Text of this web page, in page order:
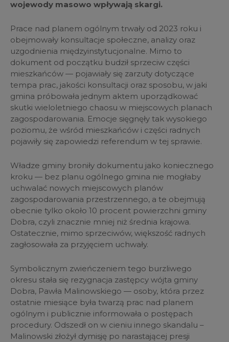
wojewody masowo wpływają skargi.
Prace nad planem ogólnym trwały od 2023 roku i
obejmowały konsultacje społeczne, analizy oraz
uzgodnienia międzyinstytucjonalne. Mimo to
dokument od początku budził sprzeciw części
mieszkańców — pojawiały się zarzuty dotyczące
tempa prac, jakości konsultacji oraz sposobu, w jaki
gmina próbowała jednym aktem uporządkować
skutki wieloletniego chaosu w miejscowych planach
zagospodarowania. Emocje sięgnęły tak wysokiego
poziomu, że wśród mieszkańców i części radnych
pojawiły się zapowiedzi referendum w tej sprawie.
Władze gminy broniły dokumentu jako koniecznego
kroku — bez planu ogólnego gmina nie mogłaby
uchwalać nowych miejscowych planów
zagospodarowania przestrzennego, a te obejmują
obecnie tylko około 10 procent powierzchni gminy
Dobra, czyli znacznie mniej niż średnia krajowa.
Ostatecznie, mimo sprzeciwów, większość radnych
zagłosowała za przyjęciem uchwały.
Symbolicznym zwieńczeniem tego burzliwego
okresu stała się rezygnacja zastępcy wójta gminy
Dobra, Pawła Malinowskiego — osoby, która przez
ostatnie miesiące była twarzą prac nad planem
ogólnym i publicznie informowała o postępach
procedury. Odszedł on w cieniu innego skandalu –
Malinowski złożył dymisję po narastającej presji